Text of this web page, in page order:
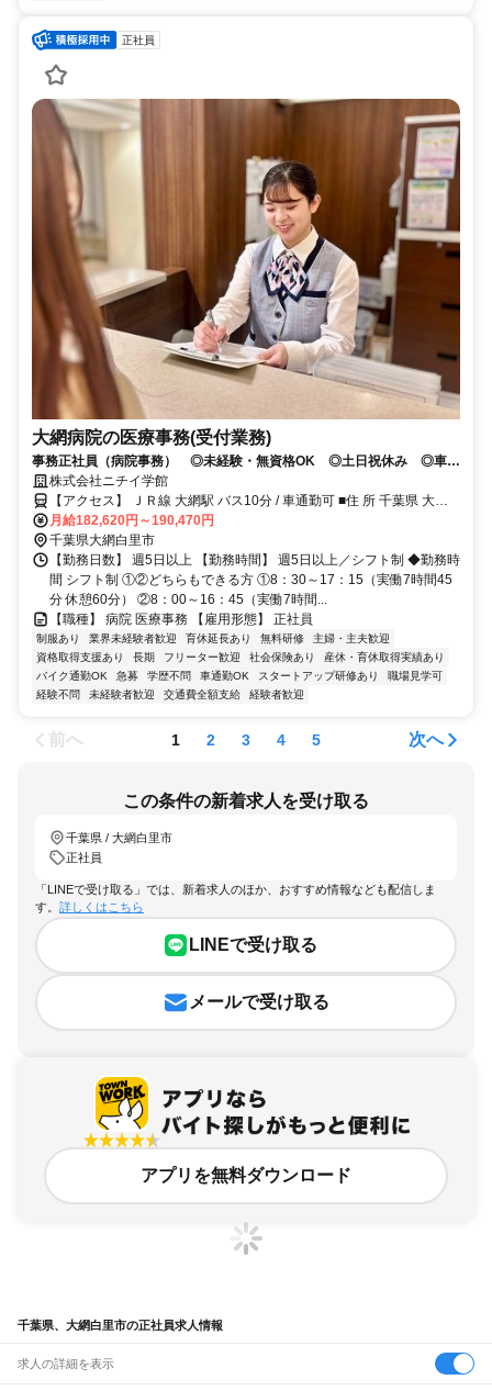
正社員
大網病院の医療事務(受付業務)
事務正社員（病院事務） ◎未経験・無資格OK ◎土日祝休み ◎車通
勤OK ◎スマートフォンでWEB面接できます！
株式会社ニチイ学館
【アクセス】 ＪＲ線 大網駅 バス10分 / 車通勤可 ■住 所 千葉県 大網
白里市 富田884-1 ■アクセス ＪＲ線 大網駅 バス10分 / 車通勤可
月給182,620円～190,470円
千葉県大網白里市
【勤務日数】 週5日以上 【勤務時間】 週5日以上／シフト制 ◆勤務時
間 シフト制 ①②どちらもできる方 ①8：30～17：15（実働7時間45
分 休憩60分） ②8：00～16：45（実働7時間...
【職種】 病院 医療事務 【雇用形態】 正社員
制服あり 業界未経験者歓迎 育休延長あり 無料研修
主婦・主夫歓迎
資格取得支援あり
長期 フリーター歓迎 社会保険あり
産休・育休取得実績あり
バイク通勤OK
急募 学歴不問 車通勤OK スタートアップ研修あり
職場見学可
経験不問
未経験者歓迎 交通費全額支給 経験者歓迎
前へ 1 2 3 4 5 次へ
この条件の新着求人を受け取る
千葉県 / 大網白里市
正社員
「LINEで受け取る」では、新着求人のほか、おすすめ情報なども配信しま
す。 詳しくはこちら
LINEで受け取る
メールで受け取る
アプリを無料ダウンロード
千葉県、大網白里市の正社員求人情報
求人の詳細を表示